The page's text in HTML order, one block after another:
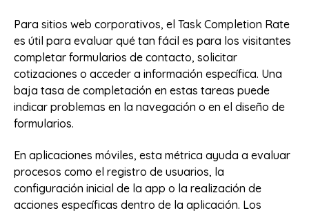
Para sitios web corporativos, el Task Completion Rate
es útil para evaluar qué tan fácil es para los visitantes
completar formularios de contacto, solicitar
cotizaciones o acceder a información específica. Una
baja tasa de completación en estas tareas puede
indicar problemas en la navegación o en el diseño de
formularios.
En aplicaciones móviles, esta métrica ayuda a evaluar
procesos como el registro de usuarios, la
configuración inicial de la app o la realización de
acciones específicas dentro de la aplicación. Los